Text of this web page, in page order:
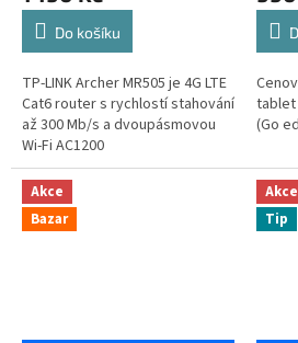
Do košíku
TP-LINK Archer MR505 je 4G LTE
Cat6 router s rychlostí stahování
až 300 Mb/s a dvoupásmovou
Wi-Fi AC1200
tablet
(Go
Akce
Bazar
Akce
Tip